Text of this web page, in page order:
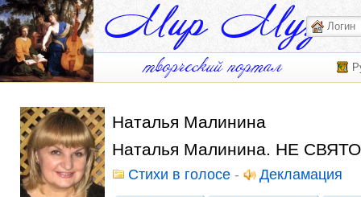
Наталья Малинина
Наталья Малинина. НЕ
Стихи в голосе - Декламация